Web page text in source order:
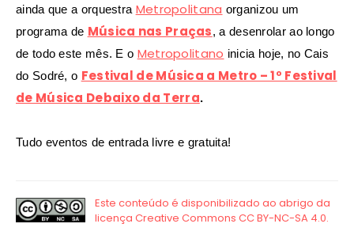
ainda que a orquestra Metropolitana organizou um
programa de Música nas Praças, a desenrolar ao longo
de todo este mês. E o Metropolitano inicia hoje, no Cais
do Sodré, o Festival de Música a Metro – 1º Festival
de Música Debaixo da Terra.
Tudo eventos de entrada livre e gratuita!